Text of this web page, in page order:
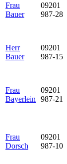
Frau
Bauer
09201
987-28
Herr
Bauer
09201
987-15
Frau
Bayerlein
09201
987-21
Frau
Dorsch
09201
987-10